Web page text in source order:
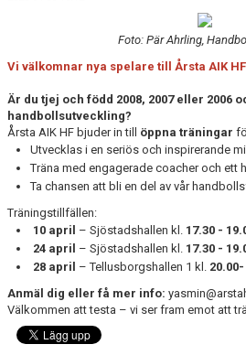
Foto: Pär Ahrling,
Vi välkomnar nya spelare till Årsta AIK
Är du tjej och född 2008, 2007 eller 2006
handbollsutveckling?
Årsta AIK HF bjuder in till öppna träningar
Utvecklas i en seriös och inspirerande
Träna med engagerade coacher och ett
Ta chansen att bli en del av vår
Träningstillfällen:
10 april – Sjöstadshallen kl. 17.30 -
24 april – Sjöstadshallen kl. 17.30 -
28 april – Tellusborgshallen 1 kl.
Anmäl dig eller få mer info:
Välkommen att testa – vi ser fram emot att